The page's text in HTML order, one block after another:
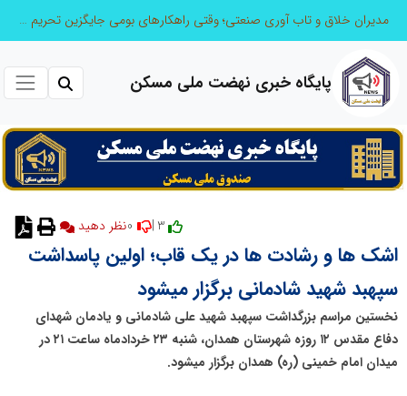
مدیران خلاق و تاب آوری صنعتی؛ وقتی راهکارهای بومی جایگزین تحریم میشود
پایگاه خبری نهضت ملی مسکن
3 |
اشک ها و رشادت ها در یک قاب؛ اولین پاسداشت
سپهبد شهید شادمانی برگزار میشود
نخستین مراسم بزرگداشت سپهبد شهید علی شادمانی و یادمان شهدای
دفاع مقدس ۱۲ روزه شهرستان همدان، شنبه ۲۳ خردادماه ساعت ۲۱ در
میدان امام خمینی (ره) همدان برگزار میشود.